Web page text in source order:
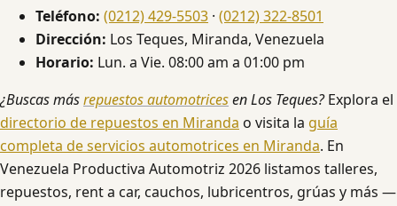
Teléfono: (0212) 429-5503 · (0212) 322-8501
Dirección: Los Teques, Miranda, Venezuela
Horario: Lun. a Vie. 08:00 am a 01:00 pm
¿Buscas másrepuestos automotricesen Los Teques?Explora el
directorio de repuestos en Miranda o visita la guía
completa de servicios automotrices en Miranda. En
Venezuela Productiva Automotriz 2026 listamos talleres,
repuestos, rent a car, cauchos, lubricentros, grúas y más —